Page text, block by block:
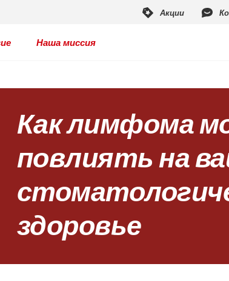
Наша миссия
Как лимфома
повлиять на
здоровье